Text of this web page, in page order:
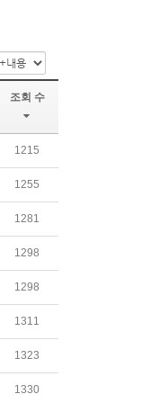
조회 수
1215
1255
1281
1298
1298
1311
1323
1330